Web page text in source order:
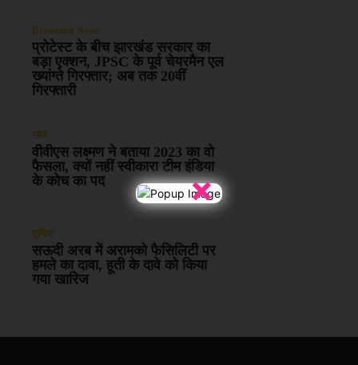
×
Breaking News
प्रोटेस्ट के बीच झारखंड सरकार का
बड़ा एक्शन, JPSC के पूर्व चेयरमैन एल
ख्यांग्ते गिरफ्तार; अब तक 20वीं
गिरफ्तारी
खेल
वीवीएस लक्ष्मण ने बताया 2023 का वो
फैसला, क्यों नहीं स्वीकारा टीम इंडिया
के कोच का पद
दुनिया
सऊदी अरब में अरामको फैसिलिटी पर
हमले का दावा, हूती के दावे को किया
गया खारिज